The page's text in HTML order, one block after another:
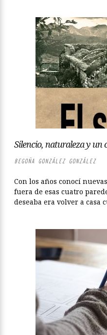
Silencio, naturaleza y un
BEGOÑA GONZÁLEZ GONZÁLEZ
Con los años conocí
fuera de esas cuatro
deseaba era volver a casa